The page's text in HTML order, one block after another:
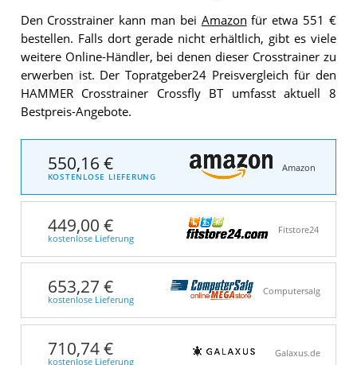
Den Crosstrainer kann man bei Amazon für etwa 551 €
bestellen. Falls dort gerade nicht erhältlich, gibt es viele
weitere Online-Händler, bei denen dieser Crosstrainer zu
erwerben ist. Der Topratgeber24 Preisvergleich für den
HAMMER Crosstrainer Crossfly BT umfasst aktuell 8
Bestpreis-Angebote.
550,16 €
KOSTENLOSE LIEFERUNG
Amazon
449,00 €
kostenlose Lieferung
Fitstore24
653,27 €
kostenlose Lieferung
Computersalg
710,74 €
kostenlose Lieferung
Galaxus.de